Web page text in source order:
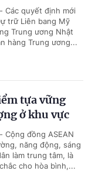
Các quyết định mới
trữ Liên bang Mỹ
Trung ương Nhật
hàng Trung ương...
tựa vững
ở khu vực
Cộng đồng ASEAN
năng động, sáng
làm trung tâm, là
cho hòa bình,...